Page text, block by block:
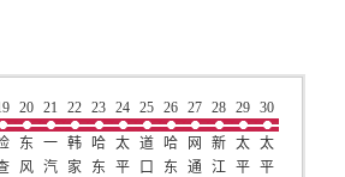
20
东
风
21
一
汽
22
韩
家
23
哈
东
24
太
平
25
道
口
26
哈
东
27
网
通
28
新
江
29
太
平
30
太
平